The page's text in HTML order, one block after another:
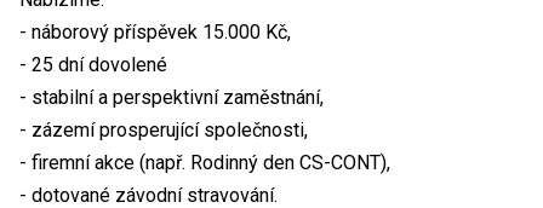
- náborový příspěvek 15.000 Kč,
- 25 dní dovolené
- stabilní a perspektivní zaměstnání,
- zázemí prosperující společnosti,
- firemní akce (např. Rodinný den CS-CONT),
- dotované závodní stravování.